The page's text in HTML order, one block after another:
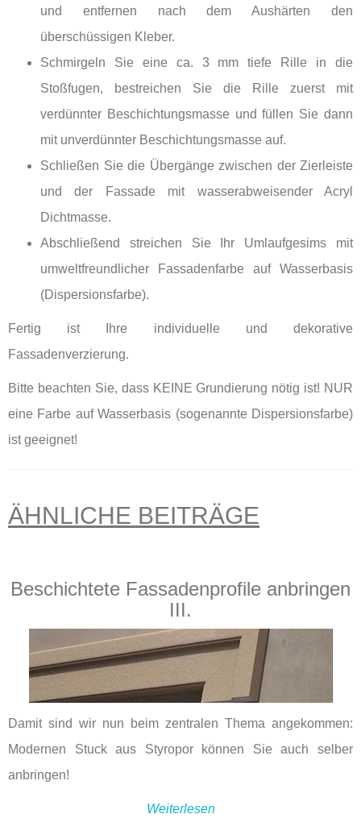
und entfernen nach dem Aushärten den
überschüssigen Kleber.
Schmirgeln Sie eine ca. 3 mm tiefe Rille in die
Stoßfugen, bestreichen Sie die Rille zuerst mit
verdünnter Beschichtungsmasse und füllen Sie dann
mit unverdünnter Beschichtungsmasse auf.
Schließen Sie die Übergänge zwischen der Zierleiste
und der Fassade mit wasserabweisender Acryl
Dichtmasse.
Abschließend streichen Sie Ihr Umlaufgesims mit
umweltfreundlicher Fassadenfarbe auf Wasserbasis
(Dispersionsfarbe).
Fertig ist Ihre individuelle und dekorative
Fassadenverzierung.
Bitte beachten Sie, dass KEINE Grundierung nötig ist! NUR
eine Farbe auf Wasserbasis (sogenannte Dispersionsfarbe)
ist geeignet!
ÄHNLICHE BEITRÄGE
Beschichtete Fassadenprofile anbringen
III.
Damit sind wir nun beim zentralen Thema angekommen:
Modernen Stuck aus Styropor können Sie auch selber
anbringen!
Weiterlesen